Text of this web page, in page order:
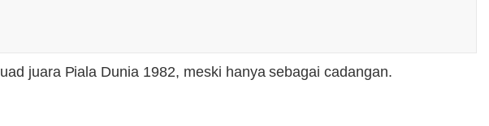
juara Piala Dunia 1982, meski hanya sebagai cadangan.